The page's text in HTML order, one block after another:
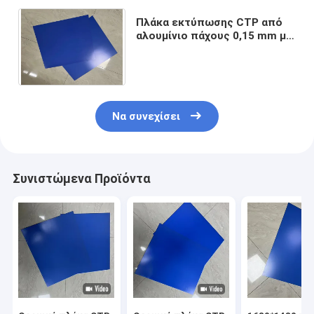
Πλάκα εκτύπωσης CTP από
αλουμίνιο πάχους 0,15 mm με
Να συνεχίσει
Συνιστώμενα Προϊόντα